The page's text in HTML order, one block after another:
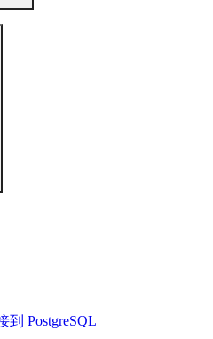
到 PostgreSQL